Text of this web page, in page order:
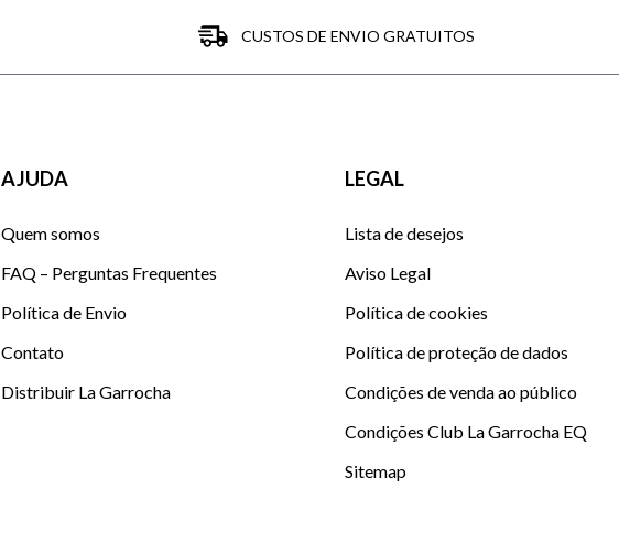
CUSTOS DE ENVIO GRATUITOS
AJUDA
Quem somos
FAQ – Perguntas Frequentes
Política de Envio
Contato
Distribuir La Garrocha
LEGAL
Lista de desejos
Aviso Legal
Política de cookies
Política de proteção de dados
Condições de venda ao público
Condições Club La Garrocha EQ
Sitemap